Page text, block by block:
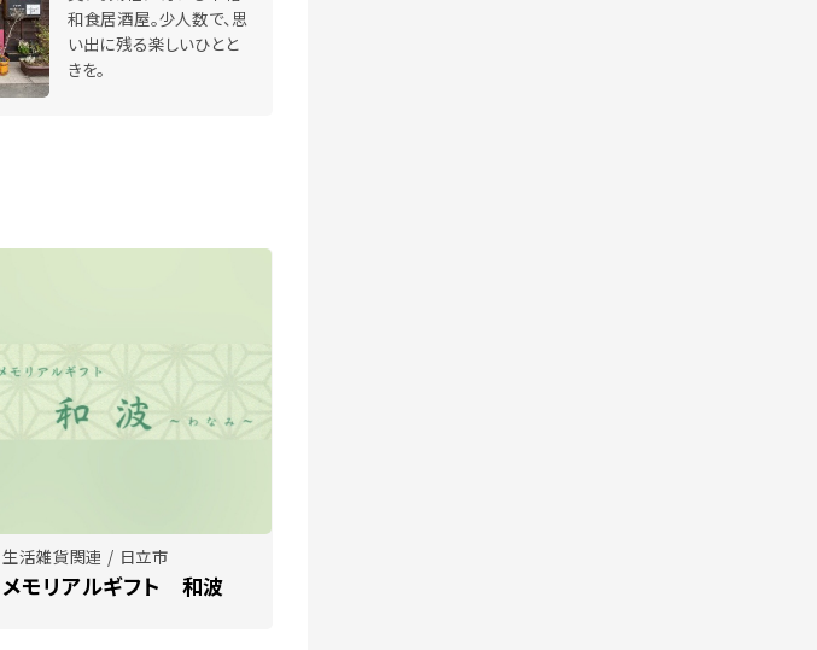
和食居酒屋。少人数で、思
い出に残る楽しいひとと
きを。
生活雑貨関連 / 日立市
メモリアルギフト 和波